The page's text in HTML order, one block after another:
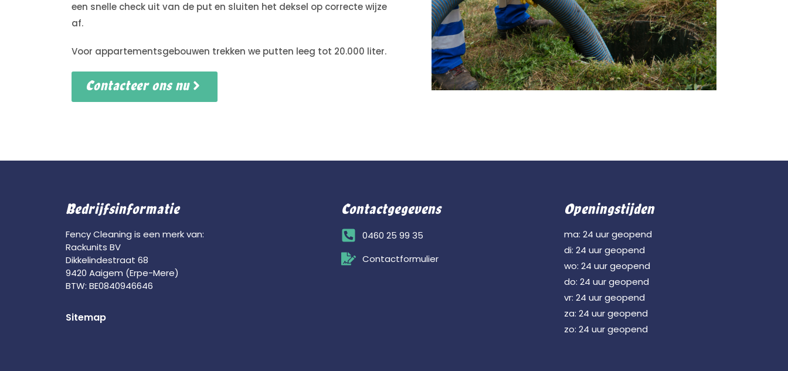
een snelle check uit van de put en sluiten het deksel op correcte wijze
af.
Voor appartementsgebouwen trekken we putten leeg tot 20.000 liter.
Contacteer ons nu
Bedrijfsinformatie
Fency Cleaning is een merk van:
Rackunits BV
Dikkelindestraat 68
9420 Aaigem (Erpe-Mere)
BTW: BE0840946646
Sitemap
Contactgegevens
0460 25 99 35
Contactformulier
Openingstijden
ma: 24 uur geopend
di: 24 uur geopend
wo: 24 uur geopend
do: 24 uur geopend
vr: 24 uur geopend
za: 24 uur geopend
zo: 24 uur geopend